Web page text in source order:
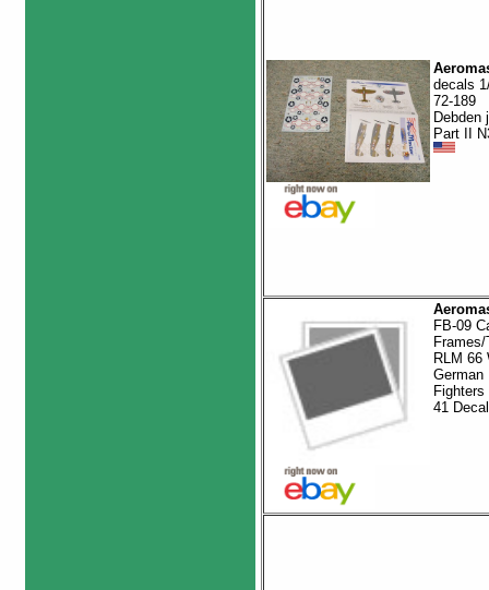
decals
72-189
Debden
Part II
FB-09
RLM 66
German
Fighters
41